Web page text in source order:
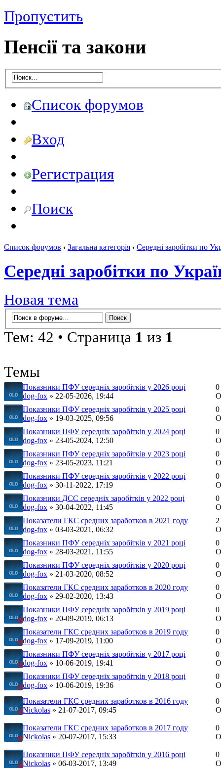
Пропустить
Пенсії та закони
Список форумов
Вход
Регистрация
Поиск
Список форумов ‹ Загальна категорія ‹ Середні заробітки по
Середні заробітки по
Новая тема
Тем: 42 • Страница 1 из 1
Темы
Показники ПФУ середніх заробітків у 2026 році
dog-fox » 22-05-2026, 19:44
0
Показники ПФУ середніх заробітків у 2025 році
dog-fox » 19-03-2025, 09:56
0
Показники ПФУ середніх заробітків у 2024 році
dog-fox » 23-05-2024, 12:50
0
Показники ПФУ середніх заробітків у 2023 році
dog-fox » 23-05-2023, 11:21
0
Показники ПФУ середніх заробітків у 2022 році
dog-fox » 30-11-2022, 17:19
0
Показники ДСС середніх заробітків у 2022 році
dog-fox » 30-04-2022, 11:45
0
Показатели ГКС средних заработков в 2021 году
dog-fox » 03-03-2021, 06:32
2
Показники ПФУ середніх заробітків у 2021 році
dog-fox » 28-03-2021, 11:55
0
Показники ПФУ середніх заробітків у 2020 році
dog-fox » 21-03-2020, 08:52
0
Показатели ГКС средних заработков в 2020 году
dog-fox » 29-02-2020, 13:43
0
Показники ПФУ середніх заробітків у 2019 році
dog-fox » 20-09-2019, 06:13
0
Показатели ГКС средних заработков в 2019 году
dog-fox » 17-09-2019, 11:00
0
Показники ПФУ середніх заробітків у 2017 році
dog-fox » 10-06-2019, 19:41
0
Показники ПФУ середніх заробітків у 2018 році
dog-fox » 10-06-2019, 19:36
0
Показатели ГКС средних заработков в 2016 году
Nickolas » 21-07-2017, 09:45
0
Показатели ГКС средних заработков в 2017 году
Nickolas » 20-07-2017, 15:33
0
Показники ПФУ середніх заробітків у 2016 році
Nickolas » 06-03-2017, 13:49
0